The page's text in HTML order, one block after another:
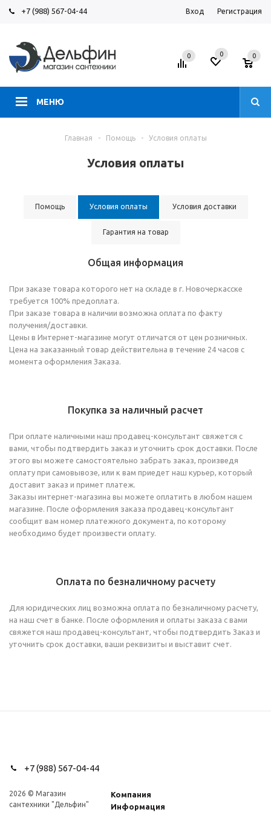
+7 (988) 567-04-44 Вход Регистрация
МЕНЮ
0 0 0
Главная - Помощь - Условия оплаты
Условия оплаты
Помощь Условия оплаты Условия доставки
Гарантия на товар
Общая информация
При заказе товара которого нет на складе в г. Новочеркасске
требуется 100% предоплата.
При заказе товара в наличии возможна оплата по факту
получения/доставки.
Цены в Интернет-магазине могут отличатся от цен розничных.
Цена на заказанный товар действительна в течение 24 часов с
момента оформления Заказа.
Покупка за наличный расчет
При оплате наличными наш продавец-консультант свяжется с
вами, чтобы подтвердить заказ и уточнить срок доставки. После
этого вы можете самостоятельно забрать заказ, произведя
оплату при самовывозе, или к вам приедет наш курьер, который
доставит заказ и примет платеж.
Заказы интернет-магазина вы можете оплатить в любом нашем
магазине. После оформления заказа продавец-консультант
сообщит вам номер платежного документа, по которому
необходимо будет произвести оплату.
Оплата по безналичному расчету
Для юридических лиц возможна оплата по безналичному расчету,
на наш счет в банке. После оформления и оплаты заказа с вами
свяжется наш продавец-консультант, чтобы подтвердить Заказ и
уточнить срок доставки, ваши реквизиты и выставит счет.
+7 (988) 567-04-44
2026 © Магазин
сантехники "Дельфин"
Компания
Информация